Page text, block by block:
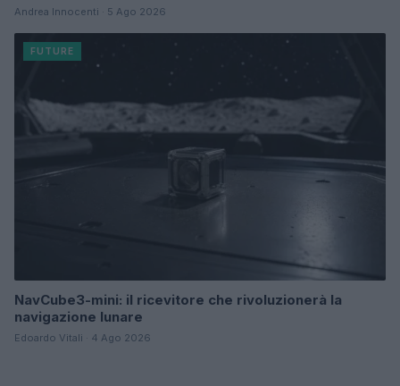
Andrea Innocenti · 5 Ago 2026
FUTURE
NavCube3-mini: il ricevitore che rivoluzionerà la
navigazione lunare
Edoardo Vitali · 4 Ago 2026